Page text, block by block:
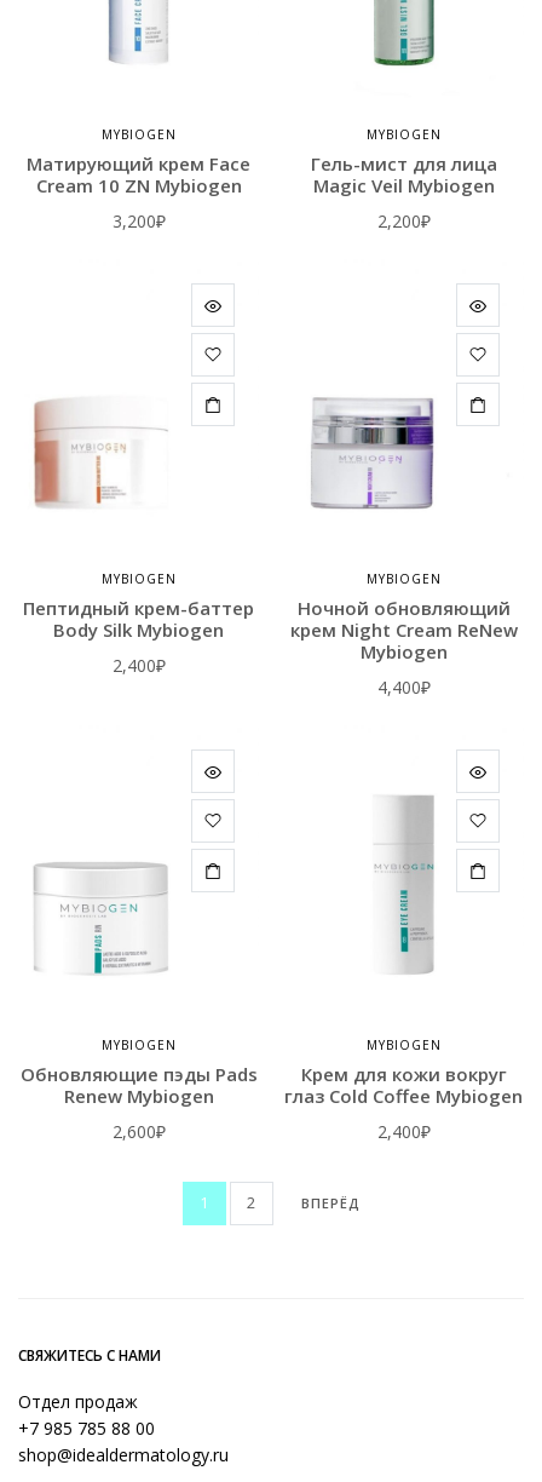
MYBIOGEN
Матирующий крем Face
Cream 10 ZN Mybiogen
3,200₽
MYBIOGEN
Гель-мист для лица
Magic Veil Mybiogen
2,200₽
MYBIOGEN
Пептидный крем-баттер
Body Silk Mybiogen
2,400₽
MYBIOGEN
Ночной обновляющий
крем Night Cream ReNew
Mybiogen
4,400₽
MYBIOGEN
Обновляющие пэды Pads
Renew Mybiogen
2,600₽
MYBIOGEN
Крем для кожи вокруг
глаз Cold Coffee Mybiogen
2,400₽
1 2 ВПЕРЁД
СВЯЖИТЕСЬ С НАМИ
Отдел продаж
+7 985 785 88 00
shop@idealdermatology.ru